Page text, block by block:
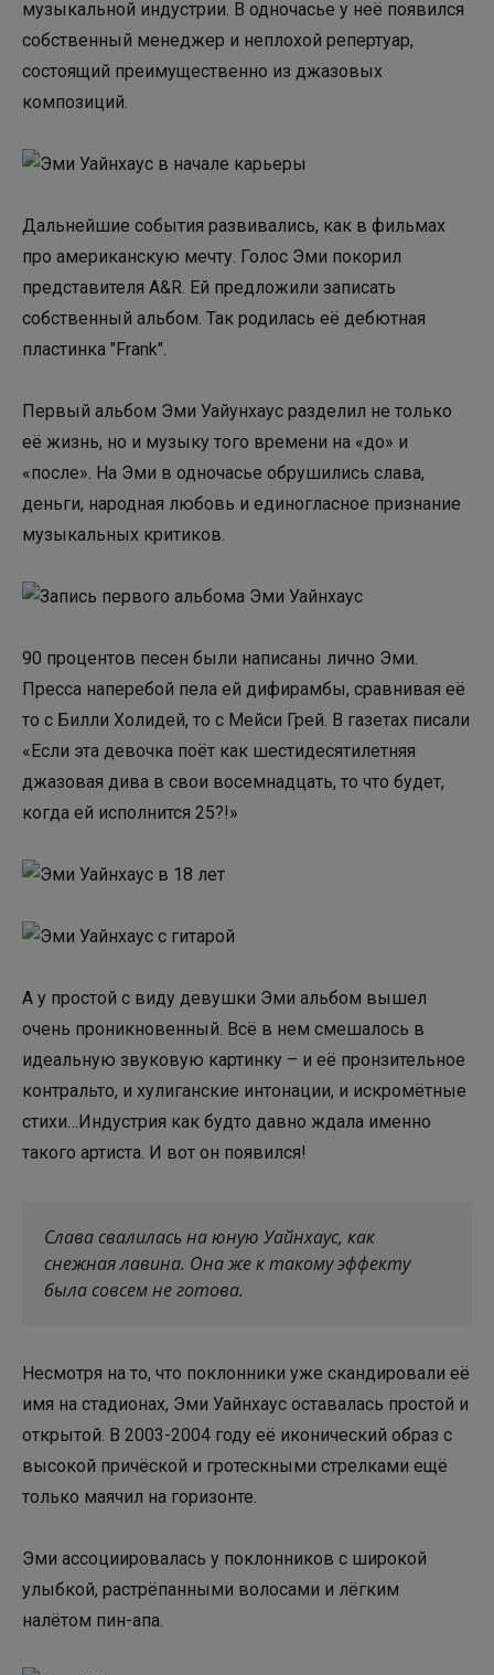
музыкальной индустрии. В одночасье у неё появился
собственный менеджер и неплохой репертуар,
состоящий преимущественно из джазовых
композиций.
Дальнейшие события развивались, как в фильмах
про американскую мечту. Голос Эми покорил
представителя A&R. Ей предложили записать
собственный альбом. Так родилась её дебютная
пластинка "Frank".
Первый альбом Эми Уайунхаус разделил не только
её жизнь, но и музыку того времени на «до» и
«после». На Эми в одночасье обрушились слава,
деньги, народная любовь и единогласное признание
музыкальных критиков.
90 процентов песен были написаны лично Эми.
Пресса наперебой пела ей дифирамбы, сравнивая её
то с Билли Холидей, то с Мейси Грей. В газетах писали
«Если эта девочка поёт как шестидесятилетняя
джазовая дива в свои восемнадцать, то что будет,
когда ей исполнится 25?!»
А у простой с виду девушки Эми альбом вышел
очень проникновенный. Всё в нем смешалось в
идеальную звуковую картинку – и её пронзительное
контральто, и хулиганские интонации, и искромётные
стихи…Индустрия как будто давно ждала именно
такого артиста. И вот он появился!
Слава свалилась на юную Уайнхаус, как
снежная лавина. Она же к такому эффекту
была совсем не готова.
Несмотря на то, что поклонники уже скандировали её
имя на стадионах, Эми Уайнхаус оставалась простой и
открытой. В 2003-2004 году её иконический образ с
высокой причёской и гротескными стрелками ещё
только маячил на горизонте.
Эми ассоциировалась у поклонников с широкой
улыбкой, растрёпанными волосами и лёгким
налётом пин-апа.